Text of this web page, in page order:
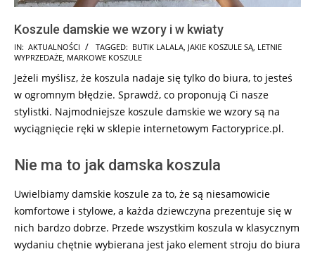
Koszule damskie we wzory i w kwiaty
2024-
10-
21
IN: AKTUALNOŚCI TAGGED: BUTIK LALALA, JAKIE KOSZULE SĄ, LETNIE
WYPRZEDAŻE, MARKOWE KOSZULE
Jeżeli myślisz, że koszula nadaje się tylko do biura, to jesteś
w ogromnym błędzie. Sprawdź, co proponują Ci nasze
stylistki. Najmodniejsze koszule damskie we wzory są na
wyciągnięcie ręki w sklepie internetowym Factoryprice.pl.
Nie ma to jak damska koszula
Uwielbiamy damskie koszule za to, że są niesamowicie
komfortowe i stylowe, a każda dziewczyna prezentuje się w
nich bardzo dobrze. Przede wszystkim koszula w klasycznym
wydaniu chętnie wybierana jest jako element stroju do biura